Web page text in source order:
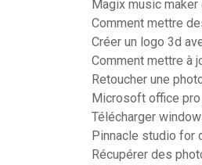
Magix music
Comment mettre
Créer un logo 3d
Comment mettre à
Retoucher une
Microsoft office
Télécharger
Pinnacle studio for
Récupérer des